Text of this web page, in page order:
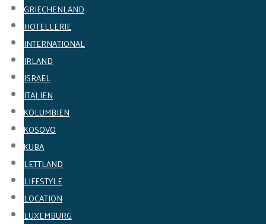
GRIECHENLAND
HOTELLERIE
INTERNATIONAL
IRLAND
ISRAEL
ITALIEN
KOLUMBIEN
KOSOVO
KUBA
LETTLAND
LIFESTYLE
LOCATION
LUXEMBURG